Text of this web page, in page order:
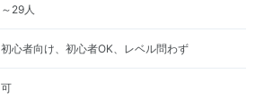
～29人
初心者向け、初心者OK、レベル問わず
可